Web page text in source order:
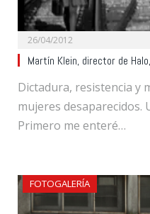
26/04/2012
Martín Klein, director de
Dictadura, resistencia y
mujeres
Primero me enteré…
FOTOGALERÍA